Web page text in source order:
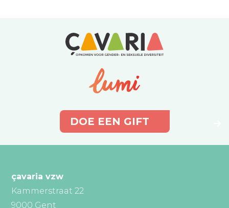
DOE EEN GIFT
çavaria vzw
Kammerstraat 22
9000 Gent